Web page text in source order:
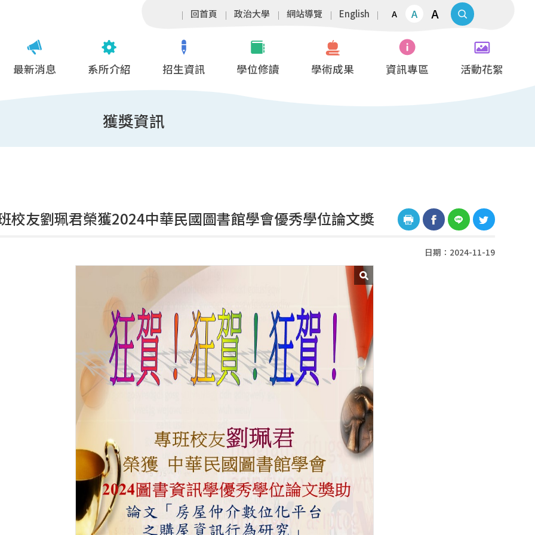
回首頁 政治大學 網站導覽 English A A A
最新消息 系所介紹 招生資訊 學位修讀 學術成果 資訊專區 活動花絮
獲獎資訊
校友劉珮君榮獲2024中華民國圖書館學會優秀學位論文獎
日期：2024-11-19